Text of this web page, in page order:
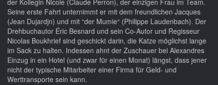
der Kollegin Nicole (Claude Perron), der einzigen Frau im Team.
Seine erste Fahrt unternimmt er mit dem freundlichen Jacques
(Jean Dujardjn) und mit “der Mumie“ (Philippe Laudenbach). Der
Drehbuchautor Éric Besnard und sein Co-Autor und Regisseur
Nicolas Boukhrief sind geschickt darin, die Katze möglichst lange
im Sack zu halten. Indessen ahnt der Zuschauer bei Alexandres
Einzug in ein Hotel (und zwar für einen Monat) längst, dass jener
nicht der typische Mitarbeiter einer Firma für Geld- und
Werttransporte sein kann.